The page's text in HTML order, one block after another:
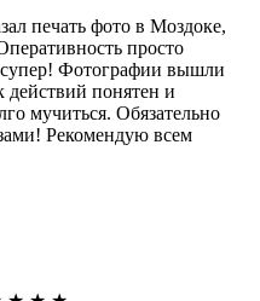
печать фото в Моздоке,
просто
Фотографии вышли
действий понятен и
мучиться. Обязательно
Рекомендую всем